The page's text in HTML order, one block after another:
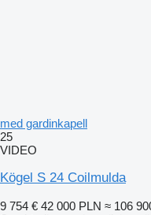
med gardinkapell
25
VIDEO
Kögel S 24 Coilmulda
9 754 € 42 000 PLN ≈ 106